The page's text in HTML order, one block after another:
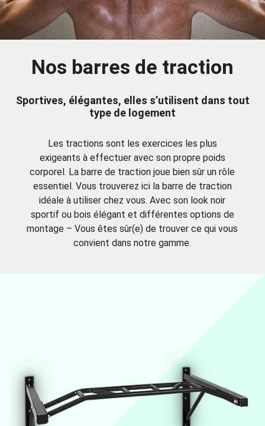
Nos barres de traction
Sportives, élégantes, elles s’utilisent dans tout
type de logement
Les tractions sont les exercices les plus
exigeants à effectuer avec son propre poids
corporel. La barre de traction joue bien sûr un rôle
essentiel. Vous trouverez ici la barre de traction
idéale à utiliser chez vous. Avec son look noir
sportif ou bois élégant et différentes options de
montage – Vous êtes sûr(e) de trouver ce qui vous
convient dans notre gamme.